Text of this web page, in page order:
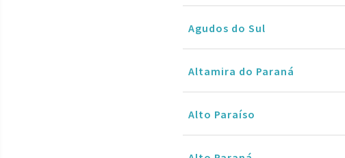
Agudos do Sul
Altamira do Paraná
Alto Paraíso